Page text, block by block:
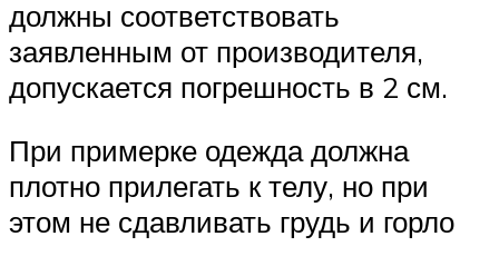
должны соответствовать
заявленным от производителя,
допускается погрешность в 2 см.
При примерке одежда должна
плотно прилегать к телу, но при
этом не сдавливать грудь и горло